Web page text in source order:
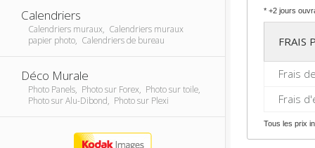
Calendriers
Calendriers muraux, Calendriers muraux
papier photo, Calendriers de bureau
Déco Murale
Photo Panels, Photo sur Forex, Photo sur toile,
Photo sur Alu-Dibond, Photo sur Plexi
* +2 jours
FRAIS
Frais
Frais
Tous les prix